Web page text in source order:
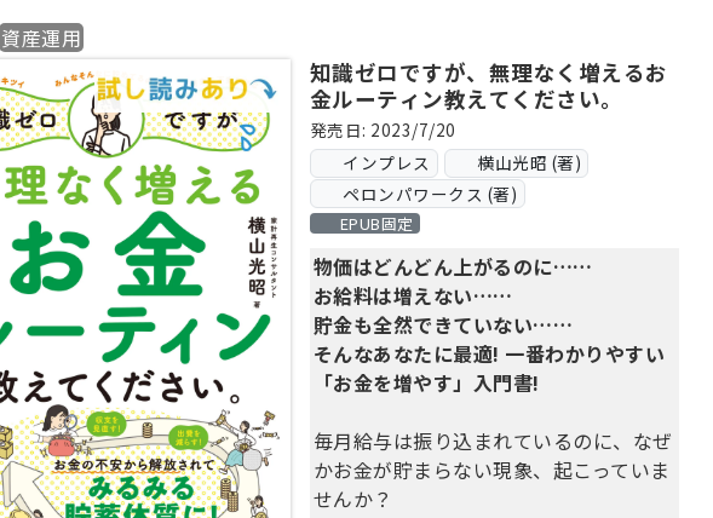
子・白井光司と知り合い、
貯金ができない人が貯金できるようにな
るまでの
90日間を追うTV番組「実践！ 貯金生
活宣言」に出演することになる。
「実践！ 貯金生活宣言」では、もう一
人の出演者・龍之介と
貯金対決をしなくてはならない！！
貯金ゼロの咲良と龍之介の行く末はどう
なる？！
い使い方でお金をどんどん貯める方法」
です。
４１００人を超える赤字家計・貯金ゼロ
家計を再生させてきた凄腕コンサルタン
トが、「正しいお金の使い方」を伝授し
老後や保険、教育、結婚、借金まで、大
きなお金の動くライフステージごとに横
山式「明るい未来をつくる貯金プラン」
もしっかり解説。
正しいお金の使い方で、お金はもっとも
前著で紹介し大好評だった、「誰でも楽
しく貯められる究極の横山式９０日貯金
資産運用
知識ゼロですが、無理なく増えるお
金ルーティン教えてください。
発売日: 2023/7/20
インプレス
横山光昭 (著)
ペロンパワークス (著)
EPUB固定
物価はどんどん上がるのに……
お給料は増えない……
貯金も全然できていない……
そんなあなたに最適! 一番わかりやすい
「お金を増やす」入門書!
毎月給与は振り込まれているのに、なぜ
かお金が貯まらない現象、起こっていま
せんか？